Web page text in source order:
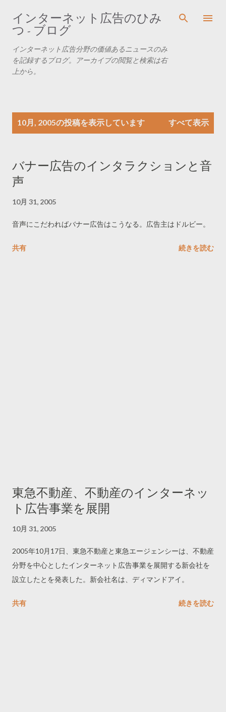
スキップしてメイン コンテンツに移動
インターネット広告のひみ
つ - ブログ
インターネット広告分野の価値あるニュースのみ
を記録するブログ。アーカイブの閲覧と検索は右
上から。
10月, 2005の投稿を表示しています すべて表示
バナー広告のインタラクションと音
声
10月 31, 2005
音声にこだわればバナー広告はこうなる。広告主はドルビー。
共有 続きを読む
東急不動産、不動産のインターネッ
ト広告事業を展開
10月 31, 2005
2005年10月17日、東急不動産と東急エージェンシーは、不動産
分野を中心としたインターネット広告事業を展開する新会社を
設立したとを発表した。新会社名は、ディマンドアイ。
共有 続きを読む